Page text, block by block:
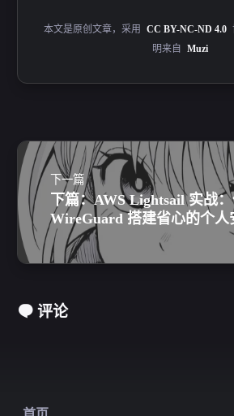
本文是原创文章，采用 CC BY-NC-ND 4.0
明来自
Muzi
下一篇
下篇：AWS Lightsail 实战
WireGuard 搭建省心的个人
评论